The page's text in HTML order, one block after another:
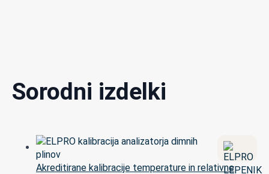
Sorodni izdelki
Akreditirane kalibracije temperature in relativne